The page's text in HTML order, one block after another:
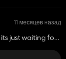
11 месяцев назад
just waiting for